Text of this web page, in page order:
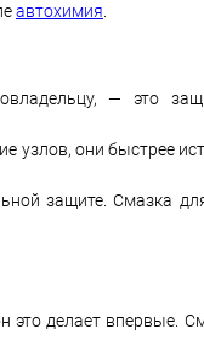
автохимия.
— это
узлов, они быстрее
защите. Смазка
делает впервые.